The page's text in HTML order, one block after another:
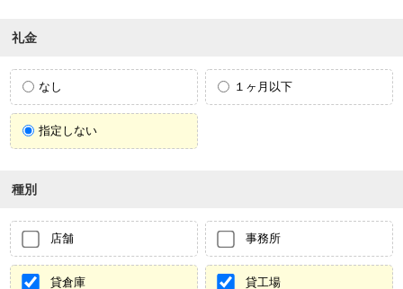
礼金
なし １ヶ月以下
指定しない
種別
店舗 事務所
貸倉庫 貸工場